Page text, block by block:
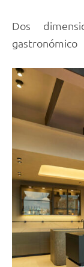
Dos
gastronómico